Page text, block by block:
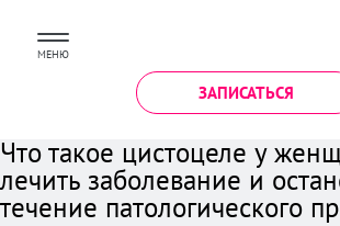
МЕНЮ
ЗАПИСАТЬСЯ
Что такое цистоцеле у
лечить заболевание и
течение патологического